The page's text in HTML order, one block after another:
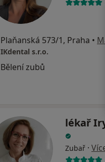
Plaňanská 573/1, Praha •
IKdental s.r.o.
Bělení zubů
lékař
Zubař ·